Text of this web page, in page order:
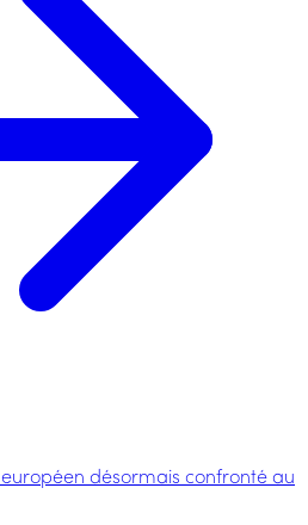
désormais confronté au